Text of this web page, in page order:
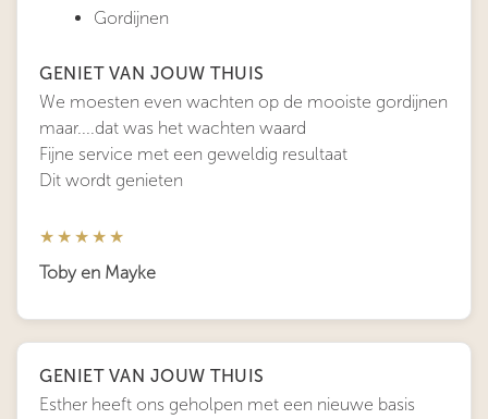
Gordijnen
GENIET VAN JOUW THUIS
We moesten even wachten op de mooiste gordijnen
maar....dat was het wachten waard
Fijne service met een geweldig resultaat
Dit wordt genieten
★★★★★
Toby en Mayke
GENIET VAN JOUW THUIS
Esther heeft ons geholpen met een nieuwe basis